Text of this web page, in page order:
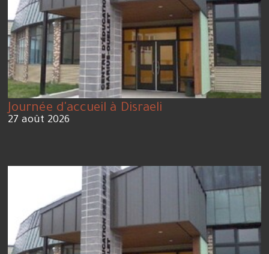
Journée d'accueil à Disraeli
27 août 2026